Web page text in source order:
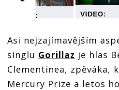
VIDEO:
singlem ve
spolupráci s
Benjaminem
Clementinem.
VIDEO:
singlem
Vadí jim
Asi nejzajímavějším
singlu Gorillaz je hlas
Clementinea, zpěváka,
Mercury Prize a letos